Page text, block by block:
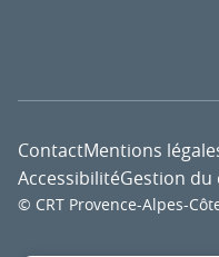
© CRT Provence-Alpes-
ContactMentions
AccessibilitéGestion